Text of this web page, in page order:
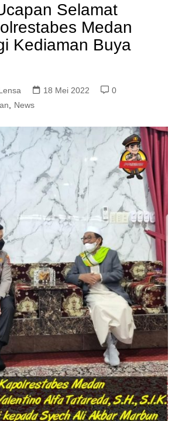
Selamat
Medan
Kediaman Buya
18 Mei 2022
0
News